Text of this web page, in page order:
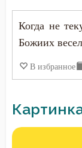
Когда не
Божиих
В избранное